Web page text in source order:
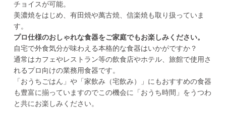
チョイスが可能。
美濃焼をはじめ、有田焼や萬古焼、信楽焼も取り扱っていま
す。
プロ仕様のおしゃれな食器をご家庭でもお楽しみください。
自宅で外食気分が味わえる本格的な食器はいかがですか？
通常はカフェやレストラン等の飲食店やホテル、旅館で使用さ
れるプロ向けの業務用食器です。
「おうちごはん」や「家飲み（宅飲み）」にもおすすめの食器
も豊富に揃っていますのでこの機会に「おうち時間」をうつわ
と共にお楽しみください。